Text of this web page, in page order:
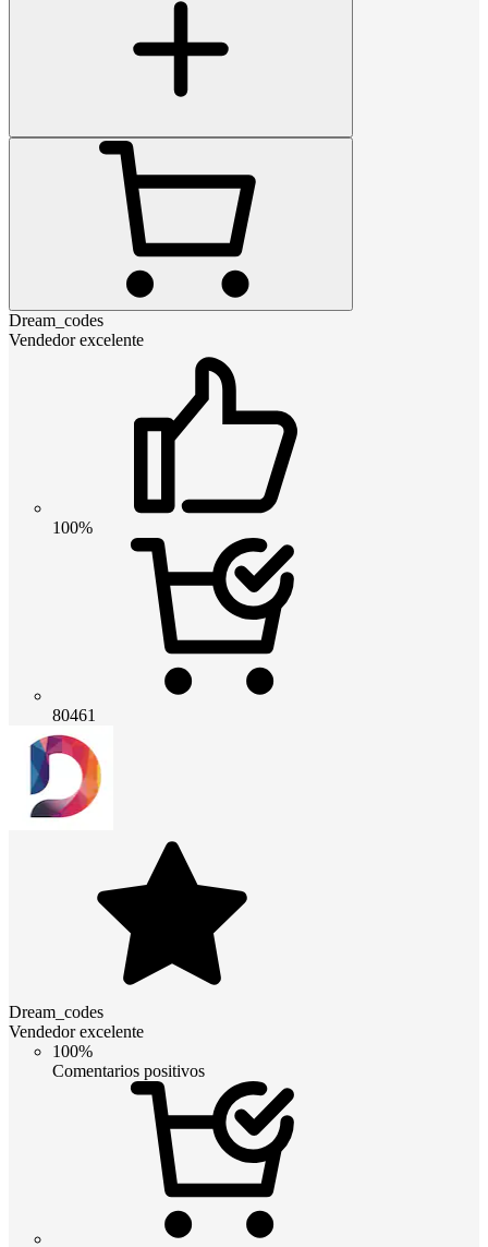
Dream_codes
Vendedor excelente
100%
80461
Dream_codes
Vendedor excelente
100%
Comentarios positivos